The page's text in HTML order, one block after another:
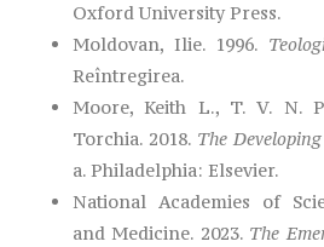
Oxford University Press.
Moldovan, Ilie. 1996.
Reîntregirea.
Moore, Keith L., T. V. N.
Torchia. 2018. The
a. Philadelphia: Elsevier.
National Academies of
and Medicine. 2023. The